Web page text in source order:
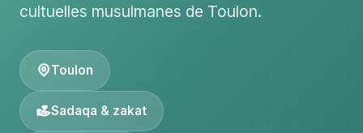
cultuelles musulmanes de Toulon.
Toulon
Sadaqa & zakat